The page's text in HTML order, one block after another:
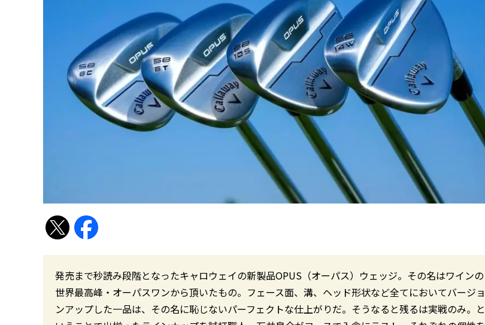
発売まで秒読み段階となったキャロウェイの新製品OPUS（オーパス）ウェッジ。その名はワインの
世界最高峰・オーパスワンから頂いたもの。フェース面、溝、ヘッド形状など全てにおいてバージョ
ンアップした一品は、その名に恥じないパーフェクトな仕上がりだ。そうなると残るは実戦のみ。と